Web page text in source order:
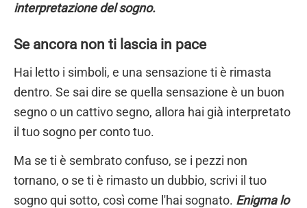
interpretazione del sogno.
Se ancora non ti lascia in pace
Hai letto i simboli, e una sensazione ti è rimasta
dentro. Se sai dire se quella sensazione è un buon
segno o un cattivo segno, allora hai già interpretato
il tuo sogno per conto tuo.
Ma se ti è sembrato confuso, se i pezzi non
tornano, o se ti è rimasto un dubbio, scrivi il tuo
sogno qui sotto, così come l'hai sognato. Enigma lo